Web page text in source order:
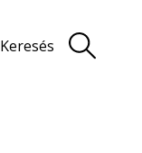
Keresés